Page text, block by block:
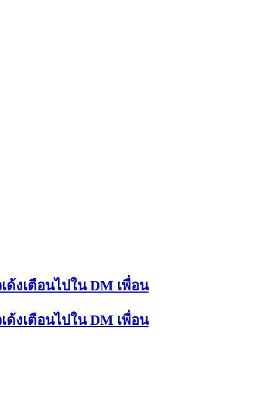
ด้งเตือนไปใน DM เพื่อน
ด้งเตือนไปใน DM เพื่อน